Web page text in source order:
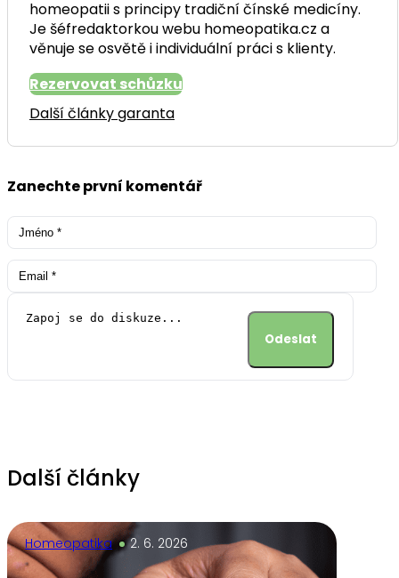
homeopatii s principy tradiční čínské medicíny.
Je šéfredaktorkou webu homeopatika.cz a
věnuje se osvětě i individuální práci s klienty.
Rezervovat schůzku
Další články garanta
Zanechte první komentář
Další články
Homeopatika 2. 6. 2026